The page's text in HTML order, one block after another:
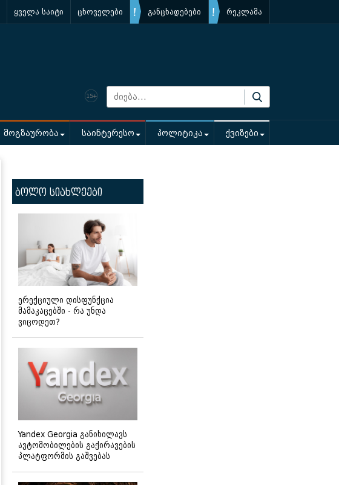
ყველა საიტი ცხოველები განცხადებები რეკლამა
მოგზაურობა საინტერესო პოლიტიკა ქვიზები
ბოლო სიახლეები
ერექციული დისფუნქცია
მამაკაცებში - რა უნდა
ვიცოდეთ?
Yandex Georgia განიხილავს
ავტომობილების გაქირავების
პლატფორმის გაშვებას